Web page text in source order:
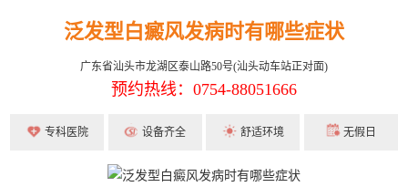
泛发型白癜风发病时有哪些症状
广东省汕头市龙湖区泰山路50号(汕头动车站正对面)
预约热线：0754-88051666
专科医院 设备齐全 舒适环境 无假日